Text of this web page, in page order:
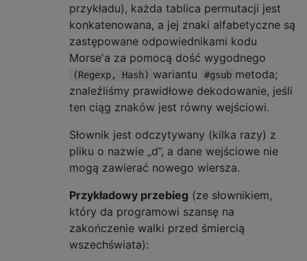
przykładu), każda tablica permutacji jest
konkatenowana, a jej znaki alfabetyczne są
zastępowane odpowiednikami kodu
Morse'a za pomocą dość wygodnego
(Regexp, Hash) wariantu #gsub metoda;
znaleźliśmy prawidłowe dekodowanie, jeśli
ten ciąg znaków jest równy wejściowi.
Słownik jest odczytywany (kilka razy) z
pliku o nazwie „d”, a dane wejściowe nie
mogą zawierać nowego wiersza.
Przykładowy przebieg (ze słownikiem,
który da programowi szansę na
zakończenie walki przed śmiercią
wszechświata):